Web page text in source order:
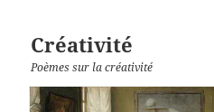
Créativité
Poèmes sur la créativité